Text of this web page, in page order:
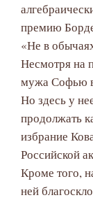
премию
«Не в
Несмотря на
мужа Софью
Но здесь у
продолжать
избрание
Российской
Кроме того,
ней